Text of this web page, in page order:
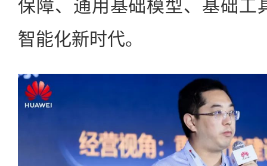
保障、通用基础模型、基础工
智能化新时代。